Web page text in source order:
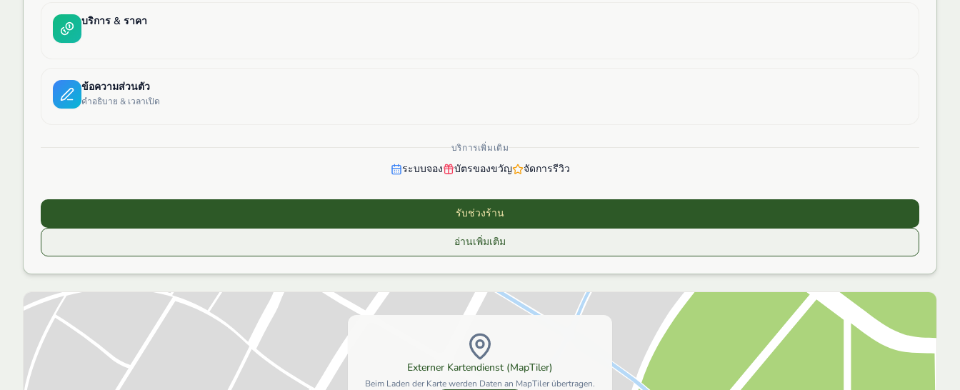
บริการ & ราคา
ข้อความส่วนตัว
คำอธิบาย & เวลาเปิด
บริการเพิ่มเติม
ระบบจอง บัตรของขวัญ จัดการรีวิว
รับช่วงร้าน
อ่านเพิ่มเติม
Externer Kartendienst (MapTiler)
Beim Laden der Karte werden Daten an MapTiler übertragen.